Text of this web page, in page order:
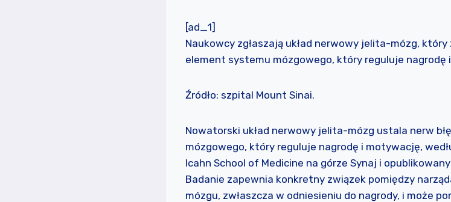
[ad_1]
Naukowcy zgłaszają układ nerwowy jelita-mózg,
element systemu mózgowego, który reguluje nagrodę
Źródło: szpital Mount Sinai.
Nowatorski układ nerwowy jelita-mózg ustala nerw
mózgowego, który reguluje nagrodę i motywację,
Icahn School of Medicine na górze Synaj i
Badanie zapewnia konkretny związek pomiędzy
mózgu, zwłaszcza w odniesieniu do nagrody, i może